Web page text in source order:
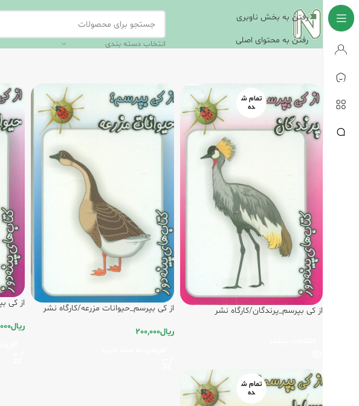
رفتن به بخش ناوبری
رفتن به محتوای اصلی
انتخاب دسته بندی
تمام ش
ده
از کی بپرسم_پرندگان/کارگاه نشر از کی بپرسم_حیوانات مزرعه/کارگاه نشر
ریال200,000
از کی
ریال
تمام ش
ده